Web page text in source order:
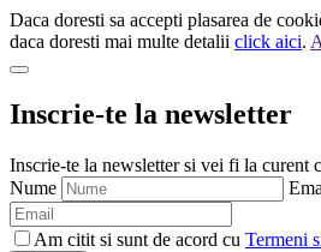
Daca doresti sa accepti plasarea de
daca doresti mai multe detalii click aici.
Inscrie-te la newsletter
Inscrie-te la newsletter si vei fi la curent
Nume
Am citit si sunt de acord cu Termeni